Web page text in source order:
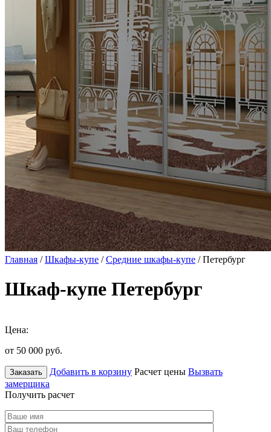
Главная /Шкафы-купе /Средние шкафы-купе / Петербург
Шкаф-купе Петербург
Цена:
от 50 000 руб.
Заказать Добавить в корзину Расчет цены Вызвать
замерщика
Получить расчет